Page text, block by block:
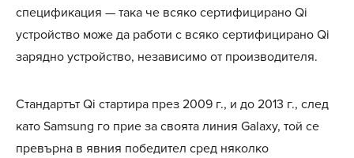
спецификация — така че всяко сертифицирано Qi
устройство може да работи с всяко сертифицирано Qi
зарядно устройство, независимо от производителя.
Стандартът Qi стартира през 2009 г., и до 2013 г., след
като Samsung го прие за своята линия Galaxy, той се
превърна в явния победител сред няколко